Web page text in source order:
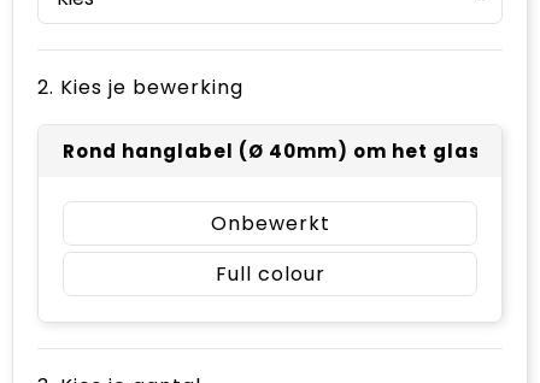
2. Kies je bewerking
Rond hanglabel (Ø 40mm) om het
Onbewerkt
Full colour